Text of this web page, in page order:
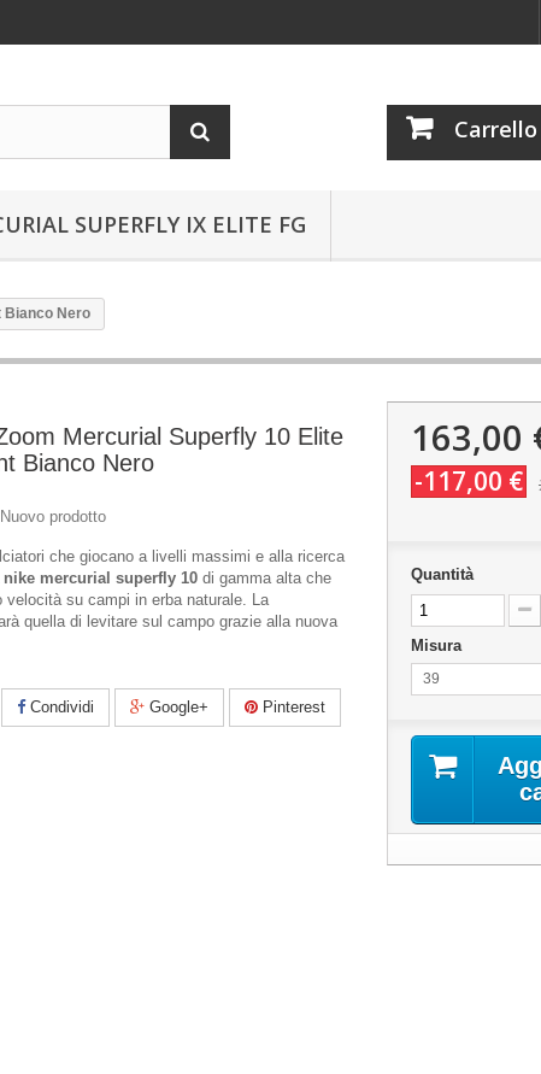
Carrello
SUPERFLY IX ELITE FG
Bianco Nero
Mercurial Superfly 10 Elite
Bianco Nero
Nuovo prodotto
che giocano a livelli massimi e alla ricerca
nike mercurial superfly 10 di gamma alta che
velocità su campi in erba naturale. La
quella di levitare sul campo grazie alla nuova
Condividi Google+ Pinterest
163,00
-117,00 €
Quantità
Misura
39